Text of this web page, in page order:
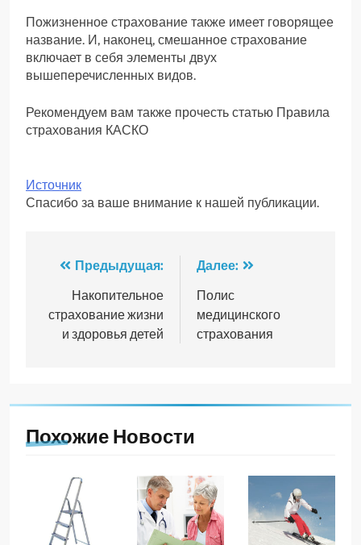
Пожизненное страхование также имеет говорящее
название. И, наконец, смешанное страхование
включает в себя элементы двух
вышеперечисленных видов.
Рекомендуем вам также прочесть статью Правила
страхования КАСКО
Источник
Спасибо за ваше внимание к нашей публикации.
Навигация
записям
Предыдущая:
Накопительное
страхование жизни
и здоровья детей
Далее:
Полис
медицинского
страхования
Похожие Новости